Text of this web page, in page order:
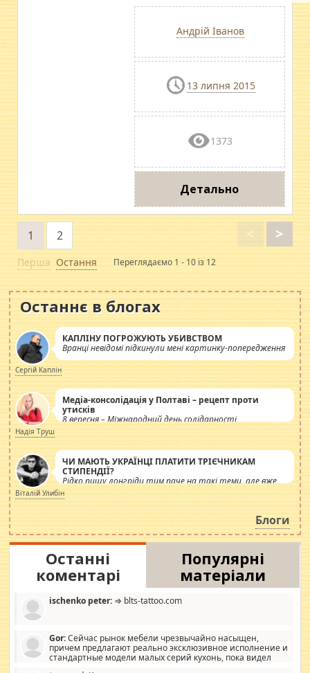
Андрій Іванов
13 липня 2015
1373
Детально
Перша
<
1 2 >
Остання Переглядаємо 1 - 10 із 12
Останнє в блогах
КАПЛІНУ ПОГРОЖУЮТЬ УБИВСТВОМ
Вранці невідомі підкинули мені картинку-попередження
Сергій Каплін
Медіа-консолідація у Полтаві – рецепт проти
утисків
8 вересня – Міжнародний день солідарності
журналістів.
Надія Труш
ЧИ МАЮТЬ УКРАЇНЦІ ПЛАТИТИ ТРІЄЧНИКАМ
СТИПЕНДІЇ?
Рідко пишу лонгріди тим паче на такі теми, але вже
просто дістало! Обурюють сьогоднішні інсенуації
навколо стипендіального питання. Штучно
роздувається ще одна соціальна катастрофа.
Віталій Улибін
Блоги
Останні
коментарі
Популярні
матеріали
ischenko peter: ⇒ blts-tattoo.com
Gor:Сейчас рынок мебели чрезвычайно насыщен,
причем предлагают реально эксклюзивное исполнение и
стандартные модели малых серий кухонь, пока видел